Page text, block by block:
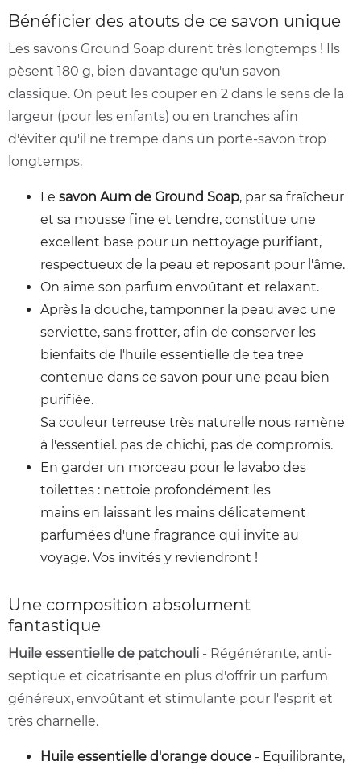
Bénéficier des atouts de ce savon unique
Les savons Ground Soap durent très longtemps ! Ils
pèsent 180 g, bien davantage qu'un savon
classique. On peut les couper en 2 dans le sens de la
largeur (pour les enfants) ou en tranches afin
d'éviter qu'il ne trempe dans un porte-savon trop
longtemps.
Le savon Aum de Ground Soap, par sa fraîcheur
et sa mousse fine et tendre, constitue une
excellent base pour un nettoyage purifiant,
respectueux de la peau et reposant pour l'âme.
On aime son parfum envoûtant et relaxant.
Après la douche, tamponner la peau avec une
serviette, sans frotter, afin de conserver les
bienfaits de l'huile essentielle de tea tree
contenue dans ce savon pour une peau bien
purifiée.
Sa couleur terreuse très naturelle nous ramène
à l'essentiel. pas de chichi, pas de compromis.
En garder un morceau pour le lavabo des
toilettes : nettoie profondément les
mains en laissant les mains délicatement
parfumées d'une fragrance qui invite au
voyage. Vos invités y reviendront !
Une composition absolument
fantastique
Huile essentielle de patchouli - Régénérante, anti-
septique et cicatrisante en plus d'offrir un parfum
généreux, envoûtant et stimulante pour l'esprit et
très charnelle.
Huile essentielle d'orange douce - Equilibrante,